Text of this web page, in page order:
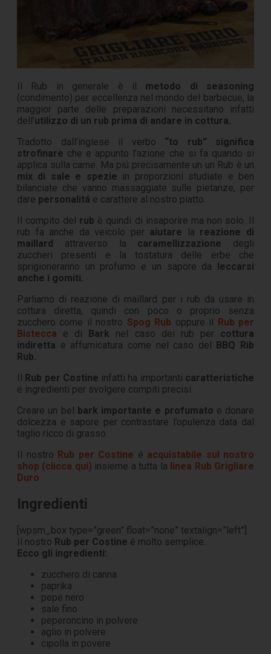
Il Rub in generale è il metodo di seasoning
(condimento) per eccellenza nel mondo del barbecue, la
maggior parte delle preparazioni necessitano infatti
dell’utilizzo di un rub prima di andare in cottura.
Tradotto dall’inglese il verbo “to rub” significa
strofinare che e appunto l’azione che si fa quando si
applica sulla carne. Ma piú precisamente un un Rub è un
mix di sale e spezie in proporzioni studiate e ben
bilanciate che vanno massaggiate sulle pietanze, per
dare personalitá e carattere al nostro piatto.
Il compito del rub è quindi di insaporire ma non solo. Il
rub fa anche da veicolo per aiutare la reazione di
maillard
attraverso la caramellizzazione degli
zuccheri presenti e la tostatura delle erbe che
sprigioneranno un profumo e un sapore da
leccarsi
anche i gomiti.
Parliamo di reazione di maillard per i rub da usare in
cottura diretta, quindi con poco o proprio senza
zucchero come il nostro Spog Rub oppure il
Rub per
Bistecca e di Bark nel caso dei rub per cottura
indiretta e affumicatura come nel caso del
BBQ Rib
Rub.
Rub per Costine infatti ha importanti caratteristiche
e ingredienti per svolgere compiti precisi:
Creare un bel
bark importante e profumato e donare
dolcezza e sapore per contrastare l’opulenza data dal
taglio ricco di grasso.
Il nostro Rub per Costine é acquistabile sul nostro
shop (clicca qui) insieme a tutta la linea Rub Grigliare
Duro
Ingredienti
[wpsm_box type=”green” float=”none” textalign=”left”]
Il nostro Rub per Costine é molto semplice.
Ecco gli ingredienti:
zucchero di canna
paprika
pepe nero
sale fino
peperoncino in polvere
aglio in polvere
cipolla in povere